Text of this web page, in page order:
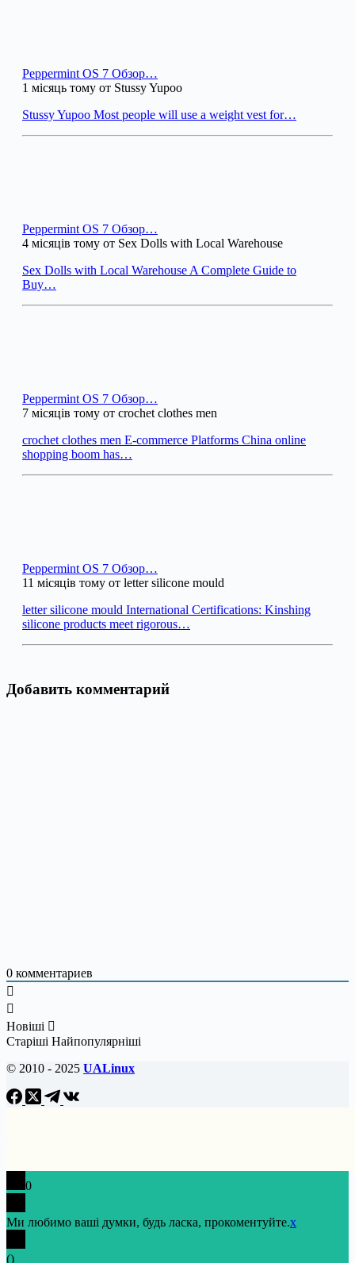
Peppermint OS 7 Обзор…
1 місяць тому от Stussy Yupoo
Stussy Yupoo Most people will use a weight vest for…
Peppermint OS 7 Обзор…
4 місяців тому от Sex Dolls with Local Warehouse
Sex Dolls with Local Warehouse A Complete Guide to
Buy…
Peppermint OS 7 Обзор…
7 місяців тому от crochet clothes men
crochet clothes men E-commerce Platforms China online
shopping boom has…
Peppermint OS 7 Обзор…
11 місяців тому от letter silicone mould
letter silicone mould International Certifications: Kinshing
silicone products meet rigorous…
Добавить комментарий
0 комментариев
Новіші
Старіші Найпопулярніші
© 2010 - 2025 UALinux
0
Ми любимо ваші думки, будь ласка, прокоментуйте.x
()